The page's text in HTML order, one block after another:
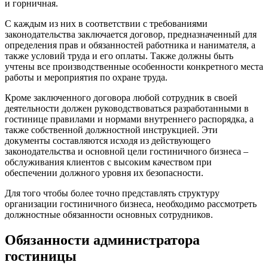
и горничная.
С каждым из них в соответствии с требованиями
законодательства заключается договор, предназначенный для
определения прав и обязанностей работника и нанимателя, а
также условий труда и его оплаты. Также должны быть
учтены все производственные особенности конкретного места
работы и мероприятия по охране труда.
Кроме заключенного договора любой сотрудник в своей
деятельности должен руководствоваться разработанными в
гостинице правилами и нормами внутреннего распорядка, а
также собственной должностной инструкцией. Эти
документы составляются исходя из действующего
законодательства и основной цели гостиничного бизнеса –
обслуживания клиентов с высоким качеством при
обеспечении должного уровня их безопасности.
Для того чтобы более точно представлять структуру
организации гостиничного бизнеса, необходимо рассмотреть
должностные обязанности основных сотрудников.
Обязанности администратора
гостиницы